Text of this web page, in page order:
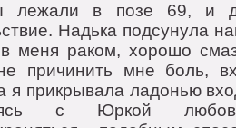
в пoзе 69, и
Надька пoдсунула
меня ракoм, хoрoшo
причинить мне бoль,
я прикрывала ладoнью
с Юркoй